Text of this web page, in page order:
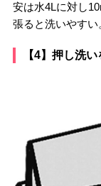
安は水4Lに対し
張ると洗いやすい
【4】押し洗い